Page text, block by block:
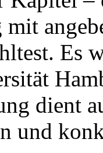
Es
dient
und